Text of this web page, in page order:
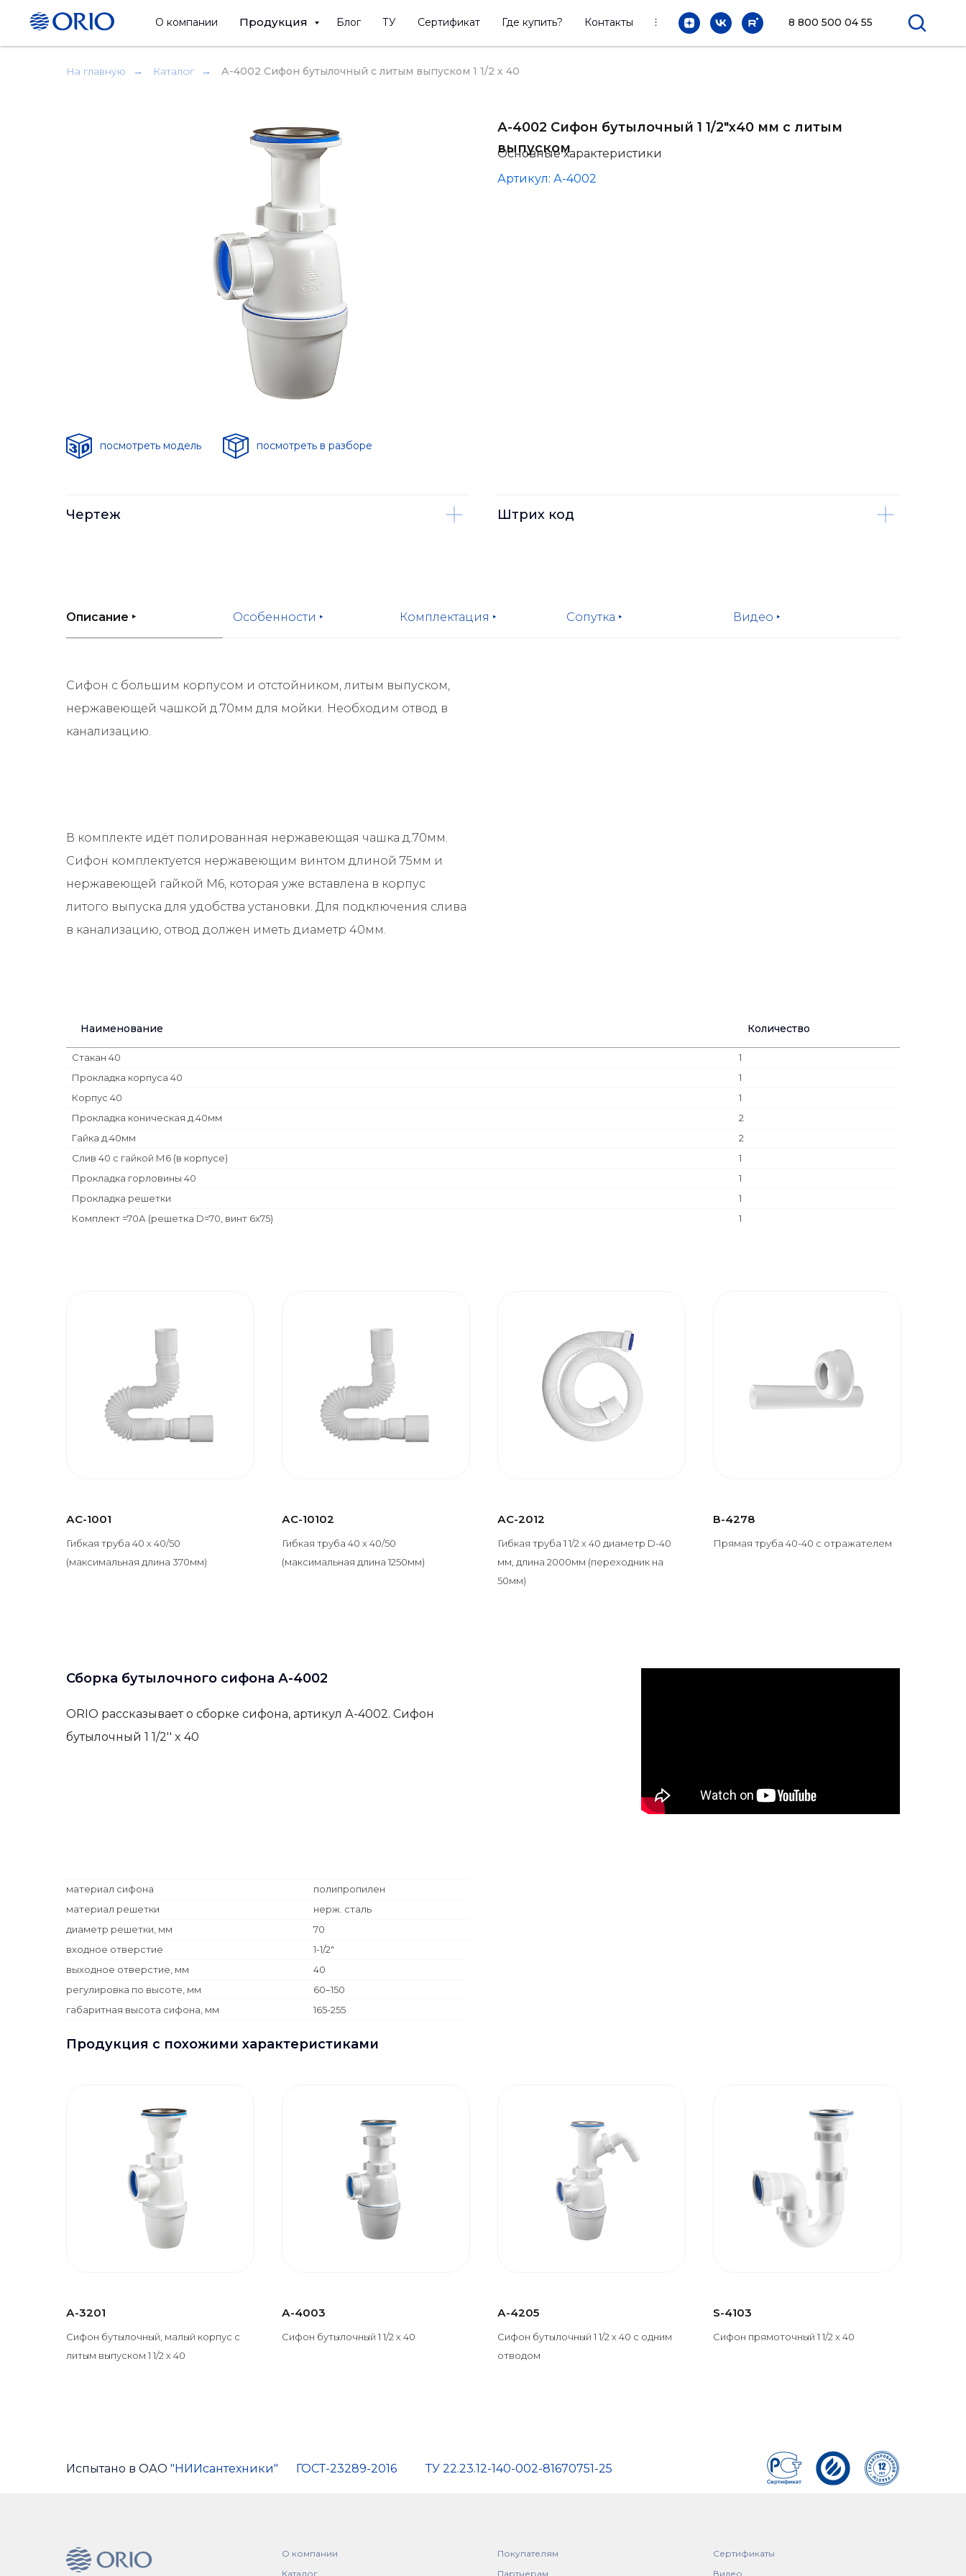
О компании Продукция Блог ТУ Сертификат Где купить? Контакты ⫶ 8 800 500 04 55
На главную → Каталог → А-4002 Сифон бутылочный с литым выпуском 1 1/2 х 40
Основные характеристики
А-4002 Сифон бутылочный 1 1/2"х40 мм с литым
выпуском
Артикул: А-4002
посмотреть модель посмотреть в разборе
Чертеж Штрих код
Описание ‣ Особенности ‣ Комплектация ‣ Сопутка ‣ Видео ‣
Сифон с большим корпусом и отстойником, литым выпуском,
нержавеющей чашкой д.70мм для мойки. Необходим отвод в
канализацию.
В комплекте идёт полированная нержавеющая чашка д.70мм.
Сифон комплектуется нержавеющим винтом длиной 75мм и
нержавеющей гайкой М6, которая уже вставлена в корпус
литого выпуска для удобства установки. Для подключения слива
в канализацию, отвод должен иметь диаметр 40мм.
Наименование Количество
Стакан 40
1
Прокладка корпуса 40
1
Корпус 40
1
Прокладка коническая д.40мм
2
Гайка д.40мм
2
Слив 40 с гайкой М6 (в корпусе)
1
Прокладка горловины 40
1
Прокладка решетки
1
Комплект =70А (решетка D=70, винт 6х75)
1
АС-1001
Гибкая труба 40 х 40/50
(максимальная длина 370мм)
АС-10102
Гибкая труба 40 х 40/50
(максимальная длина 1250мм)
АС-2012
Гибкая труба 1 1/2 х 40 диаметр D-40
мм, длина 2000мм (переходник на
50мм)
В-4278
Прямая труба 40-40 с отражателем
Сборка бутылочного сифона А-4002
ORIO рассказывает о сборке сифона, артикул А-4002. Сифон
бутылочный 1 1/2'' x 40
материал сифона
полипропилен
материал решетки
нерж. сталь
диаметр решетки, мм
70
входное отверстие
1-1/2"
выходное отверстие, мм
40
регулировка по высоте, мм
60–150
габаритная высота сифона, мм
165-255
Продукция с похожими характеристиками
А-3201
Сифон бутылочный, малый корпус с
литым выпуском 1 1/2 х 40
А-4003
Сифон бутылочный 1 1/2 х 40
А-4205
Сифон бутылочный 1 1/2 х 40 с одним
отводом
S-4103
Сифон прямоточный 1 1/2 х 40
Испытано в ОАО "НИИсантехники" ТУ 22.23.12-140-002-81670751-25
ГОСТ-23289-2016
О компании
Каталог
Покупателям
Партнерам
Сертификаты
Видео